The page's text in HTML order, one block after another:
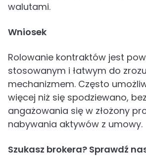
walutami.
Wniosek
Rolowanie kontraktów jest
stosowanym i łatwym do
mechanizmem. Często
więcej niż się spodziewano,
angażowania się w złożony
nabywania aktywów z umowy.
Szukasz brokera? Sprawdź